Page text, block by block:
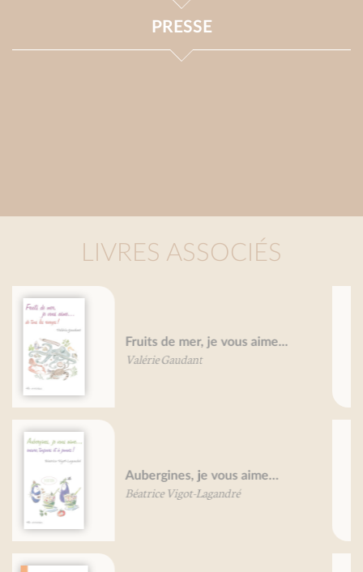
PRESSE
LIVRES ASSOCIÉS
Petit traité du pain d'épice
Mireille Gayet
Petit traité du canard
Bruno Bertheuil